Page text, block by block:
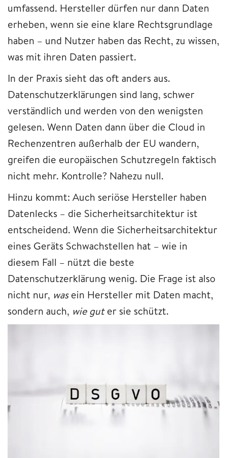
umfassend. Hersteller dürfen nur dann Daten
erheben, wenn sie eine klare Rechtsgrundlage
haben – und Nutzer haben das Recht, zu wissen,
was mit ihren Daten passiert.
In der Praxis sieht das oft anders aus.
Datenschutzerklärungen sind lang, schwer
verständlich und werden von den wenigsten
gelesen. Wenn Daten dann über die Cloud in
Rechenzentren außerhalb der EU wandern,
greifen die europäischen Schutzregeln faktisch
nicht mehr. Kontrolle? Nahezu null.
Hinzu kommt: Auch seriöse Hersteller haben
Datenlecks – die Sicherheitsarchitektur ist
entscheidend. Wenn die Sicherheitsarchitektur
eines Geräts Schwachstellen hat – wie in
diesem Fall – nützt die beste
Datenschutzerklärung wenig. Die Frage ist also
nicht nur, wasein Hersteller mit Daten macht,
sondern auch, wie guter sie schützt.